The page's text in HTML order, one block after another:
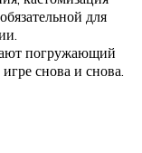
для
погружающий
снова и снова.